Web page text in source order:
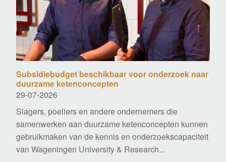
Subsidiebudget beschikbaar voor onderzoek naar
duurzame ketenconcepten
29-07-2026
Slagers, poeliers en andere ondernemers die
samenwerken aan duurzame ketenconcepten kunnen
gebruikmaken van de kennis en onderzoekscapaciteit
van Wageningen University & Research...